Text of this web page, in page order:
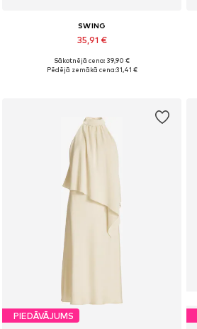
SWING
35,91 €
Pieejamie izmēri: S, M, L, XL
Sākotnējā cena: 39,90 €
Pēdējā zemākā cena:31,41 €
PIEDĀVĀJUMS